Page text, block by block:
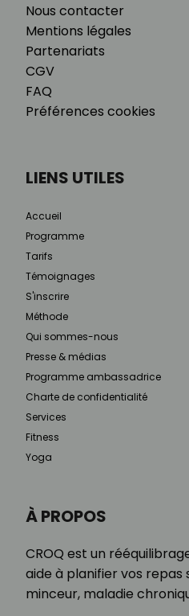
Nous contacter
Mentions légales
Partenariats
CGV
FAQ
Préférences cookies
À PROPOS
CROQ est un
aide à planifier vos repas
minceur, maladie
LIENS UTILES
Accueil
Programme
Tarifs
Témoignages
S'inscrire
Méthode
Qui sommes-nous
Presse & médias
Programme ambassadrice
Charte de confidentialité
Services
Fitness
Yoga